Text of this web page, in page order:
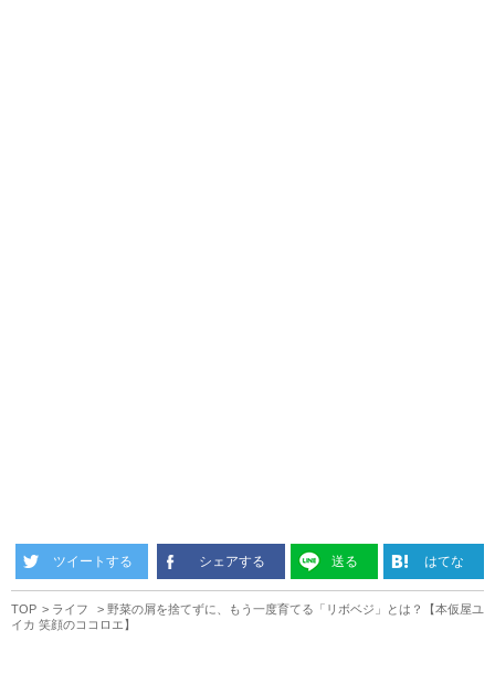
ツイートする シェアする 送る はてな
TOP ライフ
野菜の屑を捨てずに、もう一度育てる「リボベジ」とは？【本仮屋ユ
イカ 笑顔のココロエ】